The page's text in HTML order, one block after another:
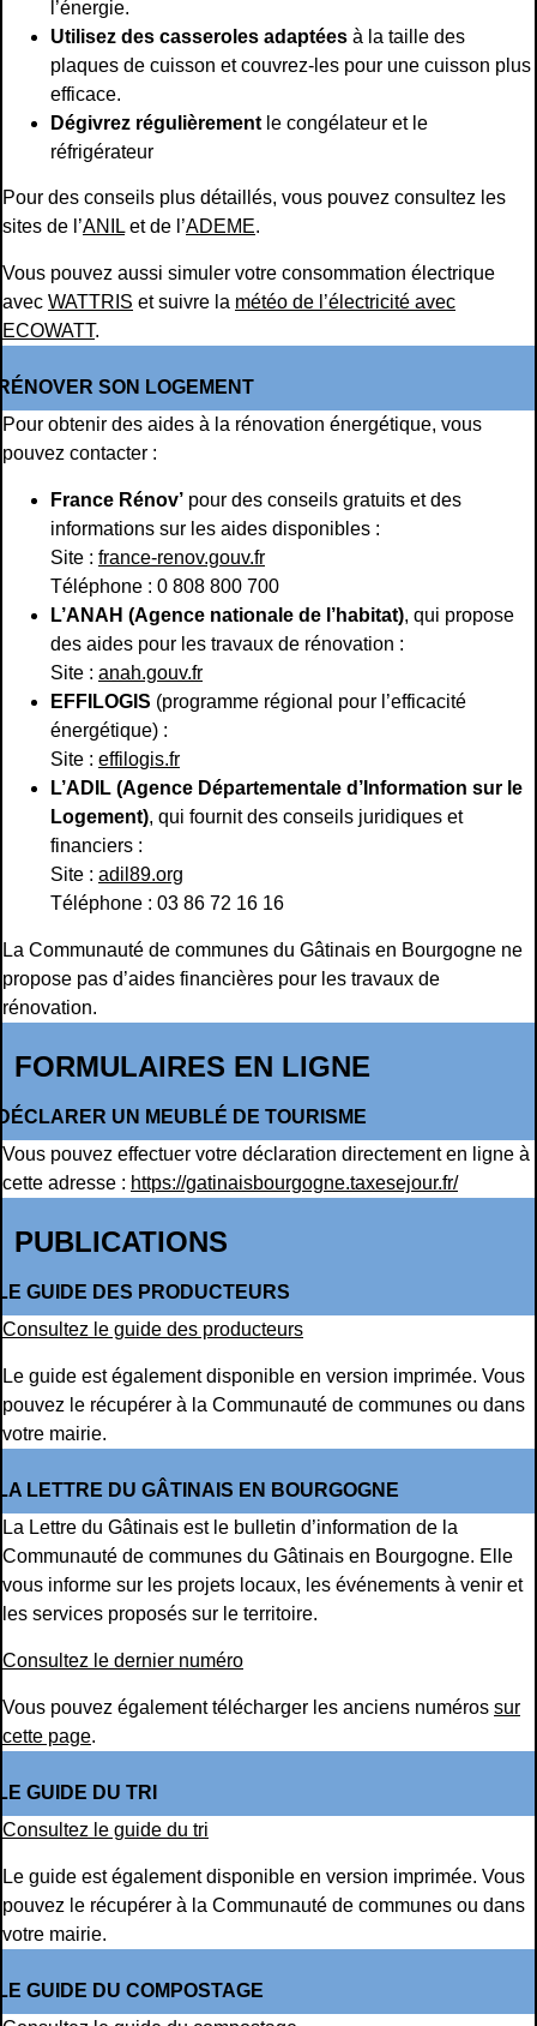
l’énergie.
Utilisez des casseroles adaptées à la taille des
plaques de cuisson et couvrez-les pour une cuisson plus
efficace.
Dégivrez régulièrement le congélateur et le
réfrigérateur
Pour des conseils plus détaillés, vous pouvez consultez les
sites de l’ANIL et de l’ADEME.
Vous pouvez aussi simuler votre consommation électrique
avec WATTRIS et suivre la météo de l’électricité avec
ECOWATT.
SON LOGEMENT
Pour obtenir des aides à la rénovation énergétique, vous
pouvez contacter :
France Rénov’ pour des conseils gratuits et des
informations sur les aides disponibles :
Site : france-renov.gouv.fr
Téléphone : 0 808 800 700
L’ANAH (Agence nationale de l’habitat), qui propose
des aides pour les travaux de rénovation :
Site : anah.gouv.fr
EFFILOGIS (programme régional pour l’efficacité
énergétique) :
Site : effilogis.fr
L’ADIL (Agence Départementale d’Information sur le
Logement), qui fournit des conseils juridiques et
financiers :
Site : adil89.org
Téléphone : 03 86 72 16 16
La Communauté de communes du Gâtinais en Bourgogne ne
propose pas d’aides financières pour les travaux de
rénovation.
FORMULAIRES EN LIGNE
UN MEUBLÉ DE TOURISME
Vous pouvez effectuer votre déclaration directement en ligne à
cette adresse : https://gatinaisbourgogne.taxesejour.fr/
PUBLICATIONS
GUIDE DES PRODUCTEURS
Consultez le guide des producteurs
Le guide est également disponible en version imprimée. Vous
pouvez le récupérer à la Communauté de communes ou dans
votre mairie.
LETTRE DU GÂTINAIS EN BOURGOGNE
La Lettre du Gâtinais est le bulletin d’information de la
Communauté de communes du Gâtinais en Bourgogne. Elle
vous informe sur les projets locaux, les événements à venir et
les services proposés sur le territoire.
Consultez le dernier numéro
Vous pouvez également télécharger les anciens numéros sur
cette page.
GUIDE DU TRI
Consultez le guide du tri
Le guide est également disponible en version imprimée. Vous
pouvez le récupérer à la Communauté de communes ou dans
votre mairie.
GUIDE DU COMPOSTAGE